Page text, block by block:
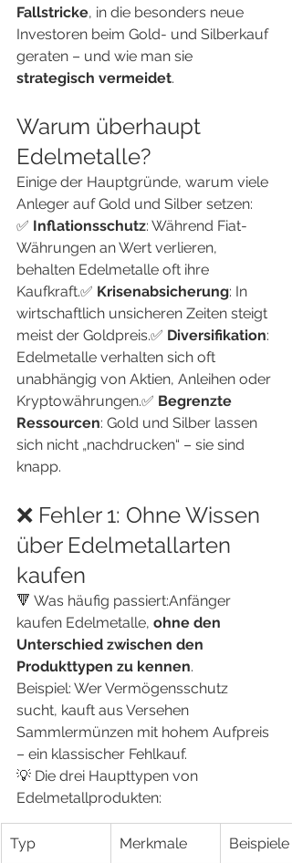
Fallstricke, in die besonders neue
Investoren beim Gold- und Silberkauf
geraten – und wie man sie
strategisch vermeidet.
Warum überhaupt
Edelmetalle?
Einige der Hauptgründe, warum viele
Anleger auf Gold und Silber setzen:
✅ Inflationsschutz: Während Fiat-
Währungen an Wert verlieren,
behalten Edelmetalle oft ihre
Kaufkraft.✅ Krisenabsicherung: In
wirtschaftlich unsicheren Zeiten steigt
meist der Goldpreis.✅ Diversifikation:
Edelmetalle verhalten sich oft
unabhängig von Aktien, Anleihen oder
Kryptowährungen.✅ Begrenzte
Ressourcen: Gold und Silber lassen
sich nicht „nachdrucken“ – sie sind
knapp.
❌ Fehler 1: Ohne Wissen
über Edelmetallarten
kaufen
🔻 Was häufig passiert:Anfänger
kaufen Edelmetalle, ohne den
Unterschied zwischen den
Produkttypen zu kennen.
Beispiel: Wer Vermögensschutz
sucht, kauft aus Versehen
Sammlermünzen mit hohem Aufpreis
– ein klassischer Fehlkauf.
💡 Die drei Haupttypen von
Edelmetallprodukten:
Typ Merkmale Beispiele